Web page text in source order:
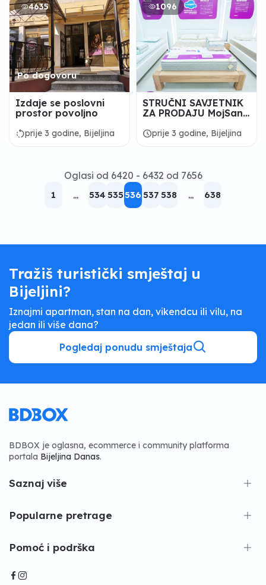
4635
Po dogovoru
Izdaje se poslovni
prostor povoljno
rotate_leftprije 3 godine, Bijeljina
1096
STRUČNI SAVJETNIK
ZA PRODAJU MojSan®
scheduleprije 3 godine, Bijeljina
Oglasi od 6420 - 6432 od 7656
1 ... 534 535536 537 538 ... 638
Tražiš turistički smještaj u
Bijeljini?
Iznajmi apartman, stan na dan, vikendcu ili vilu, na
jedan ili više dana?
Pogledaj ponudu smještaja
BDBOX je oglasna, ecommerce i community platforma
portala Bijeljina Danas.
Saznaj više
Popularne pretrage
Pomoć i podrška